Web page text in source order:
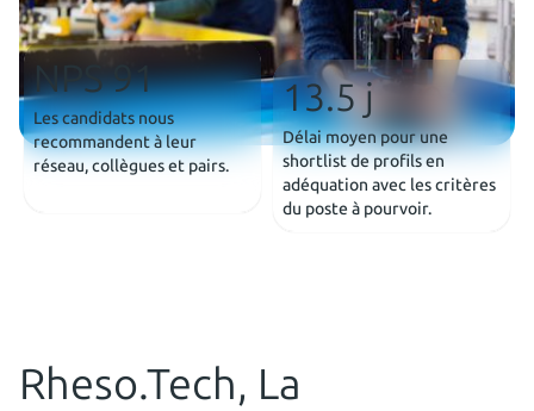
NPS 91
Les candidats nous
recommandent à leur
réseau, collègues et pairs.
13.5 j
Délai moyen pour une
shortlist de profils en
adéquation avec les critères
du poste à pourvoir.
Rheso.Tech, La